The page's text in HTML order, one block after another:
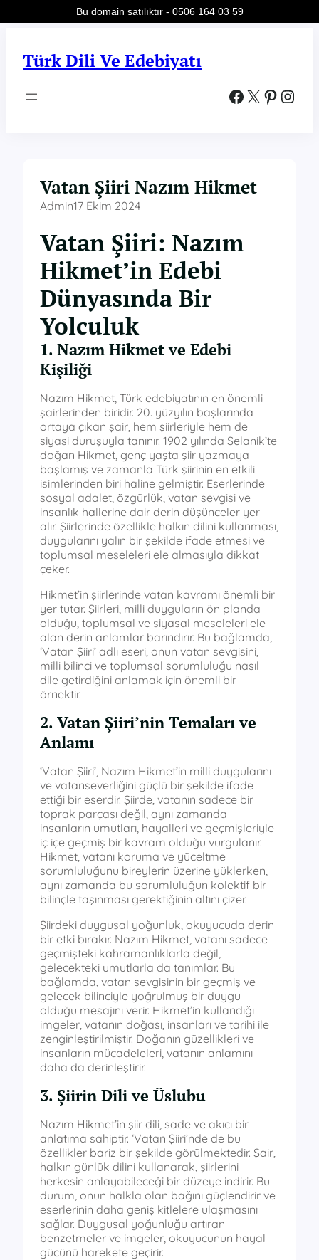
Türk Dili Ve Edebiyatı
Facebook X Pinterest Instagram
Vatan Şiiri Nazım Hikmet
Admin17 Ekim 2024
Vatan Şiiri: Nazım
Hikmet’in Edebi
Dünyasında Bir
Yolculuk
1. Nazım Hikmet ve Edebi
Kişiliği
Nazım Hikmet, Türk edebiyatının en önemli
şairlerinden biridir. 20. yüzyılın başlarında
ortaya çıkan şair, hem şiirleriyle hem de
siyasi duruşuyla tanınır. 1902 yılında Selanik’te
doğan Hikmet, genç yaşta şiir yazmaya
başlamış ve zamanla Türk şiirinin en etkili
isimlerinden biri haline gelmiştir. Eserlerinde
sosyal adalet, özgürlük, vatan sevgisi ve
insanlık hallerine dair derin düşünceler yer
alır. Şiirlerinde özellikle halkın dilini kullanması,
duygularını yalın bir şekilde ifade etmesi ve
toplumsal meseleleri ele almasıyla dikkat
çeker.
Hikmet’in şiirlerinde vatan kavramı önemli bir
yer tutar. Şiirleri, milli duyguların ön planda
olduğu, toplumsal ve siyasal meseleleri ele
alan derin anlamlar barındırır. Bu bağlamda,
‘Vatan Şiiri’ adlı eseri, onun vatan sevgisini,
milli bilinci ve toplumsal sorumluluğu nasıl
dile getirdiğini anlamak için önemli bir
örnektir.
2. Vatan Şiiri’nin Temaları ve
Anlamı
‘Vatan Şiiri’, Nazım Hikmet’in milli duygularını
ve vatanseverliğini güçlü bir şekilde ifade
ettiği bir eserdir. Şiirde, vatanın sadece bir
toprak parçası değil, aynı zamanda
insanların umutları, hayalleri ve geçmişleriyle
iç içe geçmiş bir kavram olduğu vurgulanır.
Hikmet, vatanı koruma ve yüceltme
sorumluluğunu bireylerin üzerine yüklerken,
aynı zamanda bu sorumluluğun kolektif bir
bilinçle taşınması gerektiğinin altını çizer.
Şiirdeki duygusal yoğunluk, okuyucuda derin
bir etki bırakır. Nazım Hikmet, vatanı sadece
geçmişteki kahramanlıklarla değil,
gelecekteki umutlarla da tanımlar. Bu
bağlamda, vatan sevgisinin bir geçmiş ve
gelecek bilinciyle yoğrulmuş bir duygu
olduğu mesajını verir. Hikmet’in kullandığı
imgeler, vatanın doğası, insanları ve tarihi ile
zenginleştirilmiştir. Doğanın güzellikleri ve
insanların mücadeleleri, vatanın anlamını
daha da derinleştirir.
3. Şiirin Dili ve Üslubu
Nazım Hikmet’in şiir dili, sade ve akıcı bir
anlatıma sahiptir. ‘Vatan Şiiri’nde de bu
özellikler bariz bir şekilde görülmektedir. Şair,
halkın günlük dilini kullanarak, şiirlerini
herkesin anlayabileceği bir düzeye indirir. Bu
durum, onun halkla olan bağını güçlendirir ve
eserlerinin daha geniş kitlelere ulaşmasını
sağlar. Duygusal yoğunluğu artıran
benzetmeler ve imgeler, okuyucunun hayal
gücünü harekete geçirir.
Bu domain satılıktır - 0506 164 03 59